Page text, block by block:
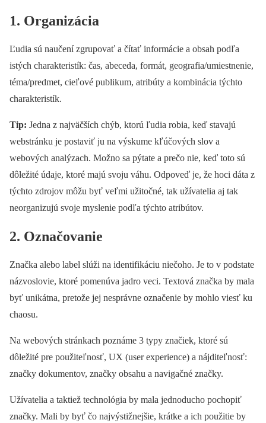
1. Organizácia
Ľudia sú naučení zgrupovať a čítať informácie a obsah podľa
istých charakteristík: čas, abeceda, formát, geografia/umiestnenie,
téma/predmet, cieľové publikum, atribúty a kombinácia týchto
charakteristík.
Tip: Jedna z najväčších chýb, ktorú ľudia robia, keď stavajú
webstránku je postaviť ju na výskume kľúčových slov a
webových analýzach. Možno sa pýtate a prečo nie, keď toto sú
dôležité údaje, ktoré majú svoju váhu. Odpoveď je, že hoci dáta z
týchto zdrojov môžu byť veľmi užitočné, tak užívatelia aj tak
neorganizujú svoje myslenie podľa týchto atribútov.
2. Označovanie
Značka alebo label slúži na identifikáciu niečoho. Je to v podstate
názvoslovie, ktoré pomenúva jadro veci. Textová značka by mala
byť unikátna, pretože jej nesprávne označenie by mohlo viesť ku
chaosu.
Na webových stránkach poznáme 3 typy značiek, ktoré sú
dôležité pre použiteľnosť, UX (user experience) a nájditeľnosť:
značky dokumentov, značky obsahu a navigačné značky.
Užívatelia a taktiež technológia by mala jednoducho pochopiť
značky. Mali by byť čo najvýstižnejšie, krátke a ich použitie by